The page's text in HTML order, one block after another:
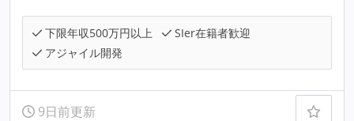
下限年収500万円以上
SIer在籍者歓迎
アジャイル開発
9日前更新